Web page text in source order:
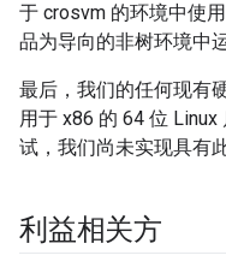
于 crosvm 的环境中使
品为导向的非树环境中
最后，我们的任何现有
用于 x86 的 64 位
试，我们尚未实现具有
利益相关方